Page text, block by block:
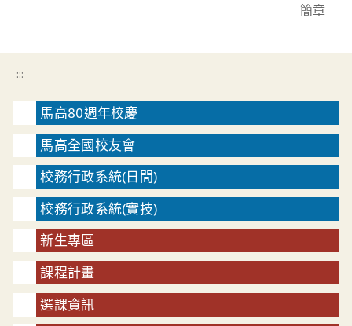
簡章
:::
馬高80週年校慶
馬高全國校友會
校務行政系統(日間)
校務行政系統(實技)
新生專區
課程計畫
選課資訊